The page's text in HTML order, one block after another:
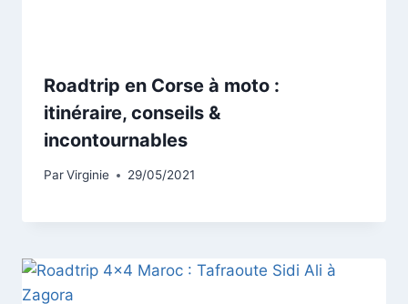
Roadtrip en Corse à moto :
itinéraire, conseils &
incontournables
ParVirginie 29/05/2021